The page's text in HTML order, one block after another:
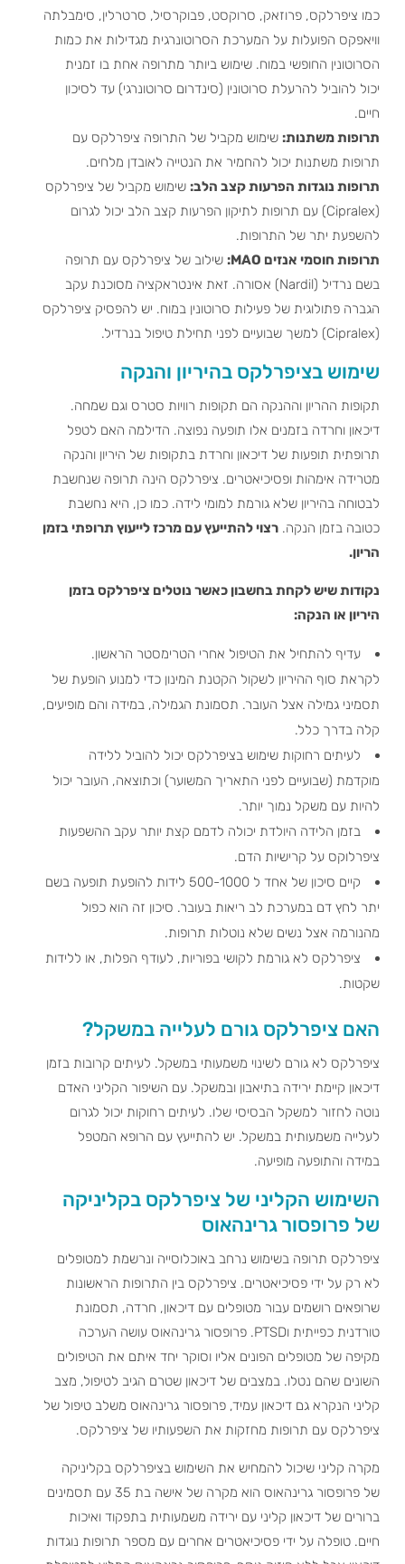
כמו ציפרלקס, פרוזאק, סרוקסט, פבוקרסיל, סרטרלין, סימבלתה
וויאפקס הפועלות על המערכת הסרוטונרגית מגדילות את כמות
הסרוטונין החופשי במוח. שימוש ביותר מתרופה אחת בו זמנית
יכול להוביל להרעלת סרוטונין (סינדרום סרוטונרגי) עד לסיכון
חיים.
תרופות משתנות:שימוש מקביל של התרופה ציפרלקס עם
תרופות משתנות יכול להחמיר את הנטייה לאובדן מלחים.
תרופות נוגדות הפרעות קצב הלב:שימוש מקביל של ציפרלקס
(Cipralex) עם תרופות לתיקון הפרעות קצב הלב יכול לגרום
להשפעת יתר של התרופות.
תרופות חוסמי אנזים MAO:
שילוב של ציפרלקס עם תרופה
בשם נרדיל (Nardil) אסורה. זאת אינטראקציה מסוכנת עקב
הגברה פתולוגית של פעילות סרוטונין במוח. יש להפסיק ציפרלקס
(Cipralex) למשך שבועיים לפני תחילת טיפול בנרדיל.
שימוש בציפרלקס בהיריון והנקה
תקופות ההריון וההנקה הם תקופות רוויות סטרס וגם שמחה.
דיכאון וחרדה בזמנים אלו תופעה נפוצה. הדילמה האם לטפל
תרופתית תופעות של דיכאון וחרדת בתקופות של היריון והנקה
מטרידה אימהות ופסיכיאטרים. ציפרלקס הינה תרופה שנחשבת
לבטוחה בהיריון שלא גורמת למומי לידה. כמו כן, היא נחשבת
כטובה בזמן הנקה. רצוי להתייעץ עם מרכז לייעוץ תרופתי בזמן
הריון.
נקודות שיש לקחת בחשבון כאשר נוטלים ציפרלקס בזמן
היריון או הנקה:
עדיף להתחיל את הטיפול אחרי הטרימסטר הראשון.
לקראת סוף ההיריון לשקול הקטנת המינון כדי למנוע הופעת של
תסמיני גמילה אצל העובר. תסמונת הגמילה, במידה והם מופיעים,
קלה בדרך כלל.
לעיתים רחוקות שימוש בציפרלקס יכול להוביל ללידה
מוקדמת (שבועיים לפני התאריך המשוער) וכתוצאה, העובר יכול
להיות עם משקל נמוך יותר.
בזמן הלידה היולדת יכולה לדמם קצת יותר עקב ההשפעות
ציפרלוקס על קרישיות הדם.
קיים סיכון של אחד ל 500-1000 לידות להופעת תופעה בשם
יתר לחץ דם במערכת לב ריאות בעובר. סיכון זה הוא כפול
מהנורמה אצל נשים שלא נוטלות תרופות.
ציפרלקס לא גורמת לקושי בפוריות, לעודף הפלות, או ללידות
שקטות.
האם ציפרלקס גורם לעלייה במשקל?
ציפרלקס לא גורם לשינוי משמעותי במשקל. לעיתים קרובות בזמן
דיכאון קיימת ירידה בתיאבון ובמשקל. עם השיפור הקליני האדם
נוטה לחזור למשקל הבסיסי שלו. לעיתים רחוקות יכול לגרום
לעלייה משמעותית במשקל. יש להתייעץ עם הרופא המטפל
במידה והתופעה מופיעה.
השימוש הקליני של ציפרלקס בקליניקה
של פרופסור גרינהאוס
ציפרלקס תרופה בשימוש נרחב באוכלוסייה ונרשמת למטופלים
לא רק על ידי פסיכיאטרים. ציפרלקס בין התרופות הראשונות
שרופאים רושמים עבור מטופלים עם דיכאון, חרדה, תסמונת
טורדנית כפייתית וPTSD. פרופסור גרינהאוס עושה הערכה
מקיפה של מטופלים הפונים אליו וסוקר יחד איתם את הטיפולים
השונים שהם נטלו. במצבים של דיכאון שטרם הגיב לטיפול, מצב
קליני הנקרא גם דיכאון עמיד, פרופסור גרינהאוס משלב טיפול של
ציפרלקס עם תרופות מחזקות את השפעותיו של ציפרלקס.
מקרה קליני שיכול להמחיש את השימוש בציפרלקס בקליניקה
של פרופסור גרינהאוס הוא מקרה של אישה בת 35 עם תסמינים
ברורים של דיכאון קליני עם ירידה משמעותית בתפקוד ואיכות
חיים. טופלה על ידי פסיכיאטרים אחרים עם מספר תרופות נוגדות